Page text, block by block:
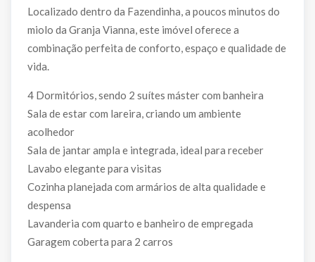
Localizado dentro da Fazendinha, a poucos minutos do
miolo da Granja Vianna, este imóvel oferece a
combinação perfeita de conforto, espaço e qualidade de
vida.
4 Dormitórios, sendo 2 suítes máster com banheira
Sala de estar com lareira, criando um ambiente
acolhedor
Sala de jantar ampla e integrada, ideal para receber
Lavabo elegante para visitas
Cozinha planejada com armários de alta qualidade e
despensa
Lavanderia com quarto e banheiro de empregada
Garagem coberta para 2 carros